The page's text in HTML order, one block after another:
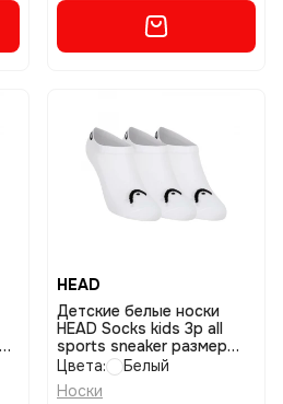
HEAD
Детские белые носки
HEAD Socks kids 3p all
sports sneaker размер
23-26
Цвета:
Белый
Носки